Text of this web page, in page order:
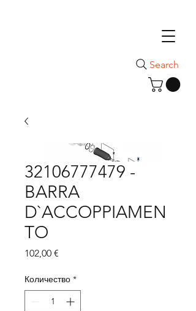
Search
32106777479 -
BARRA
D`ACCOPPIAMEN
TO
102,00 €
Количество *